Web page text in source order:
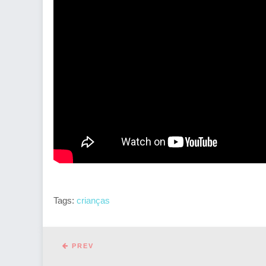
Tags: crianças
PREV